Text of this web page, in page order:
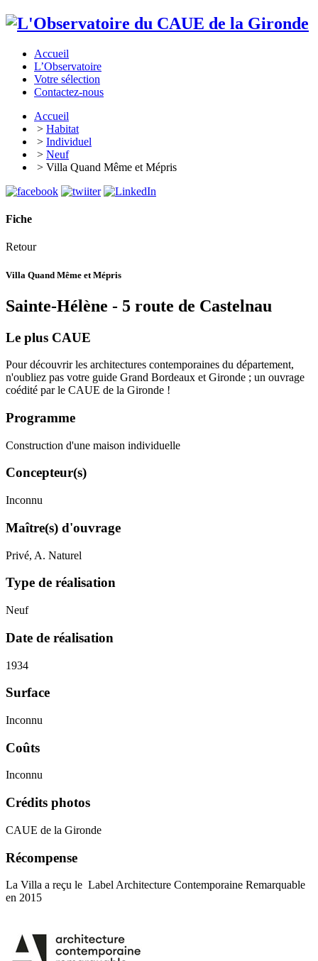
Accueil
L’Observatoire
Votre sélection
Contactez-nous
Accueil
> Habitat
> Individuel
> Neuf
> Villa Quand Même et Mépris
Fiche
Retour
Villa Quand Même et Mépris
Sainte-Hélène - 5 route de Castelnau
Le plus CAUE
Pour découvrir les architectures contemporaines du département,
n'oubliez pas votre guide Grand Bordeaux et Gironde ; un ouvrage
coédité par le CAUE de la Gironde !
Programme
Construction d'une maison individuelle
Concepteur(s)
Inconnu
Maître(s) d'ouvrage
Privé, A. Naturel
Type de réalisation
Neuf
Date de réalisation
1934
Surface
Inconnu
Coûts
Inconnu
Crédits photos
CAUE de la Gironde
Récompense
La Villa a reçu le Label Architecture Contemporaine Remarquable
en 2015